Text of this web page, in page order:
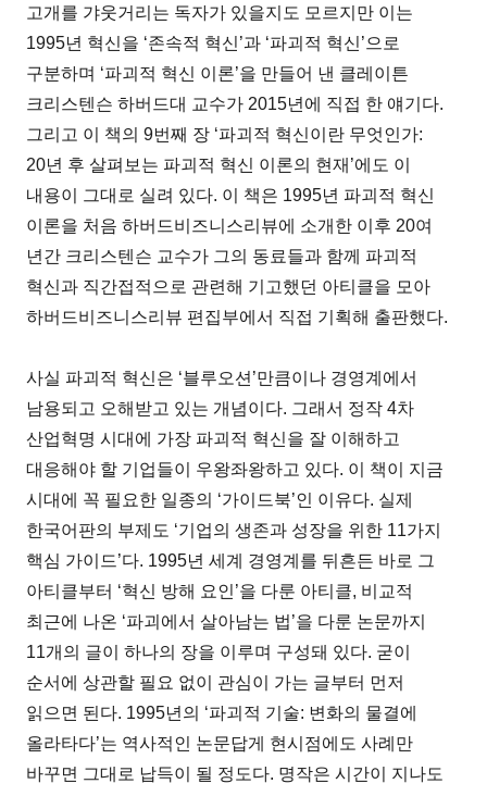
고개를 갸웃거리는 독자가 있을지도 모르지만 이는
1995년 혁신을 ‘존속적 혁신’과 ‘파괴적 혁신’으로
구분하며 ‘파괴적 혁신 이론’을 만들어 낸 클레이튼
크리스텐슨 하버드대 교수가 2015년에 직접 한 얘기다.
그리고 이 책의 9번째 장 ‘파괴적 혁신이란 무엇인가:
20년 후 살펴보는 파괴적 혁신 이론의 현재’에도 이
내용이 그대로 실려 있다. 이 책은 1995년 파괴적 혁신
이론을 처음 하버드비즈니스리뷰에 소개한 이후 20여
년간 크리스텐슨 교수가 그의 동료들과 함께 파괴적
혁신과 직간접적으로 관련해 기고했던 아티클을 모아
하버드비즈니스리뷰 편집부에서 직접 기획해 출판했다.
사실 파괴적 혁신은 ‘블루오션’만큼이나 경영계에서
남용되고 오해받고 있는 개념이다. 그래서 정작 4차
산업혁명 시대에 가장 파괴적 혁신을 잘 이해하고
대응해야 할 기업들이 우왕좌왕하고 있다. 이 책이 지금
시대에 꼭 필요한 일종의 ‘가이드북’인 이유다. 실제
한국어판의 부제도 ‘기업의 생존과 성장을 위한 11가지
핵심 가이드’다. 1995년 세계 경영계를 뒤흔든 바로 그
아티클부터 ‘혁신 방해 요인’을 다룬 아티클, 비교적
최근에 나온 ‘파괴에서 살아남는 법’을 다룬 논문까지
11개의 글이 하나의 장을 이루며 구성돼 있다. 굳이
순서에 상관할 필요 없이 관심이 가는 글부터 먼저
읽으면 된다. 1995년의 ‘파괴적 기술: 변화의 물결에
올라타다’는 역사적인 논문답게 현시점에도 사례만
바꾸면 그대로 납득이 될 정도다. 명작은 시간이 지나도